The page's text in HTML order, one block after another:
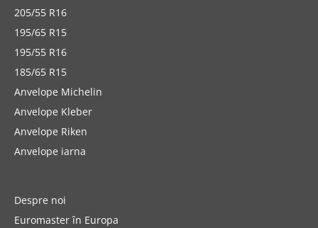
205/55 R16
195/65 R15
195/55 R16
185/65 R15
Anvelope Michelin
Anvelope Kleber
Anvelope Riken
Anvelope iarna
Despre noi
Euromaster în Europa